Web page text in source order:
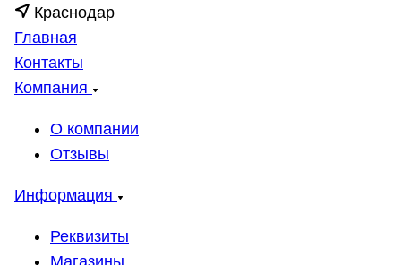
Краснодар
Главная
Контакты
Компания
О компании
Отзывы
Информация
Реквизиты
Магазины